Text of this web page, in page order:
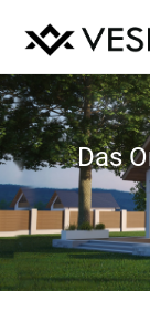
Das